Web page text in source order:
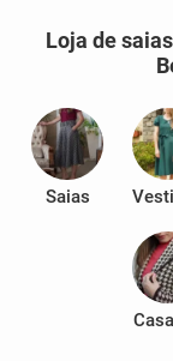
Loja de
Saias